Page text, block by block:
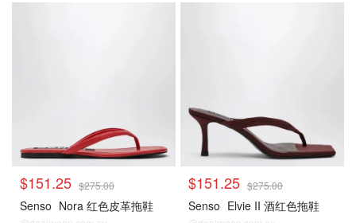
$151.25 $275.00
Senso Nora 红色皮革拖鞋
$151.25 $275.00
Senso Elvie II 酒红色拖鞋